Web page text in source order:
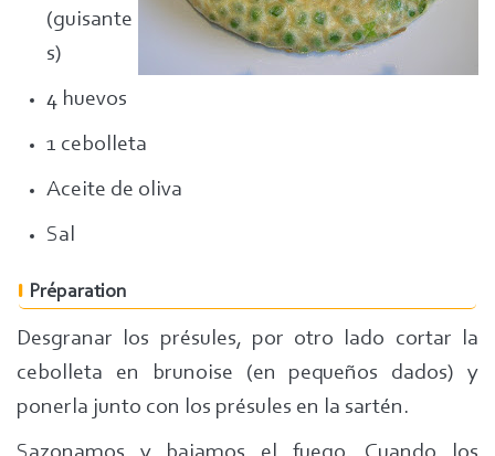
(guisante
s)
4 huevos
1 cebolleta
Aceite de oliva
Sal
Préparation
Desgranar los présules, por otro lado cortar la
cebolleta en brunoise (en pequeños dados) y
ponerla junto con los présules en la sartén.